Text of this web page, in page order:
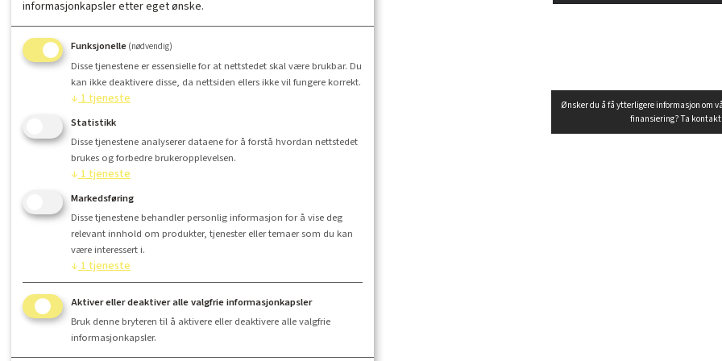
Ønsker du å få ytterligere informasjon om
finansiering? Ta kontakt
informasjonkapsler etter eget ønske.
Funksjonelle (nødvendig)
Disse tjenestene er essensielle for at nettstedet skal være brukbar. Du
kan ikke deaktivere disse, da nettsiden ellers ikke vil fungere korrekt.
↓ 1tjeneste
Statistikk
Disse tjenestene analyserer dataene for å forstå hvordan nettstedet
brukes og forbedre brukeropplevelsen.
↓ 1tjeneste
Markedsføring
Disse tjenestene behandler personlig informasjon for å vise deg
relevant innhold om produkter, tjenester eller temaer som du kan
være interessert i.
↓ 1tjeneste
Aktiver eller deaktiver alle valgfrie informasjonkapsler
Bruk denne bryteren til å aktivere eller deaktivere alle valgfrie
informasjonkapsler.